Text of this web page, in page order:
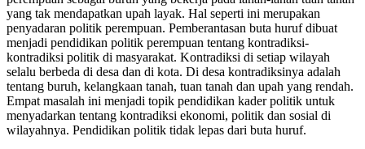
yang tak mendapatkan upah layak. Hal seperti ini merupakan
penyadaran politik perempuan. Pemberantasan buta huruf dibuat
menjadi pendidikan politik perempuan tentang kontradiksi-
kontradiksi politik di masyarakat. Kontradiksi di setiap wilayah
selalu berbeda di desa dan di kota. Di desa kontradiksinya adalah
tentang buruh, kelangkaan tanah, tuan tanah dan upah yang rendah.
Empat masalah ini menjadi topik pendidikan kader politik untuk
menyadarkan tentang kontradiksi ekonomi, politik dan sosial di
wilayahnya. Pendidikan politik tidak lepas dari buta huruf.